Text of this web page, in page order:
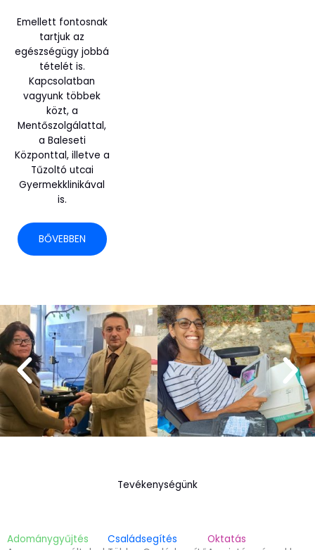
Emellett fontosnak
tartjuk az
egészségügy jobbá
tételét is.
Kapcsolatban
vagyunk többek
közt, a
Mentőszolgálattal,
a Baleseti
Központtal, illetve a
Tűzoltó utcai
Gyermekklinikával
is.
BŐVEBBEN
Tevékenységünk
Adománygyűjtés
Családsegítés
Oktatás